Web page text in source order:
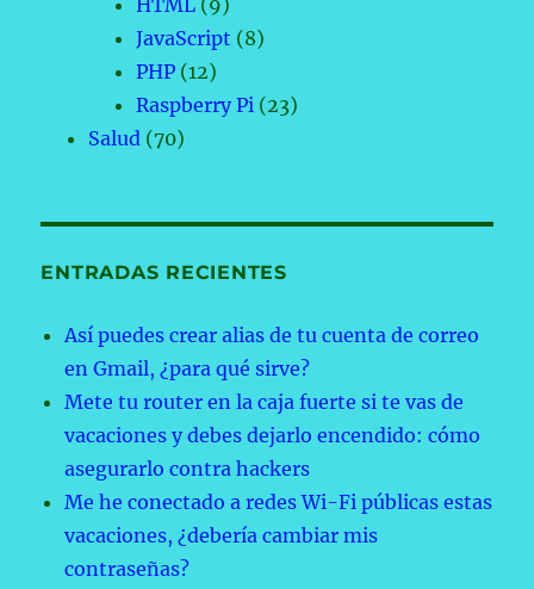
HTML (9)
JavaScript (8)
PHP (12)
Raspberry Pi (23)
Salud (70)
ENTRADAS RECIENTES
Así puedes crear alias de tu cuenta de correo
en Gmail, ¿para qué sirve?
Mete tu router en la caja fuerte si te vas de
vacaciones y debes dejarlo encendido: cómo
asegurarlo contra hackers
Me he conectado a redes Wi-Fi públicas estas
vacaciones, ¿debería cambiar mis
contraseñas?